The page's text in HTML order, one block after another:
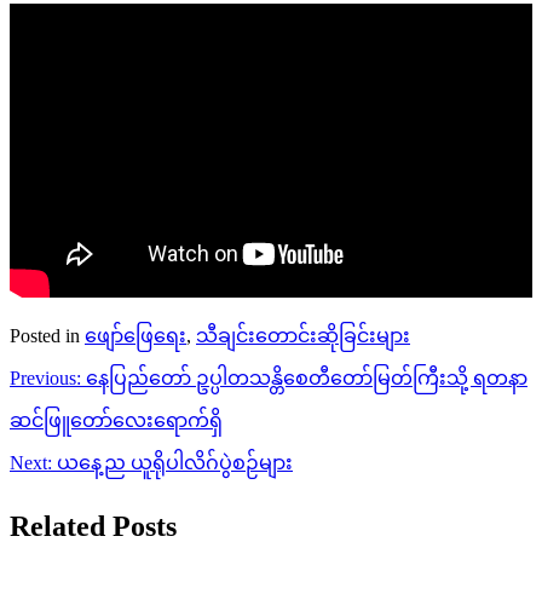
Posted in ဖျော်ဖြေရေး, သီချင်းတောင်းဆိုခြင်းများ
Post
navigation
Previous: နေပြည်တော် ဥပ္ပါတသန္တိစေတီတော်မြတ်ကြီးသို့ ရတနာ
ဆင်ဖြူတော်လေးရောက်ရှိ
Next: ယနေ့ည ယူရိုပါလိဂ်ပွဲစဉ်များ
Related Posts